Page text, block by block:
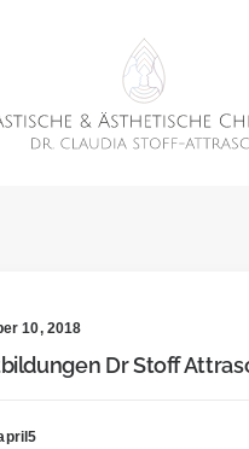
10, 2018
Dr Stoff